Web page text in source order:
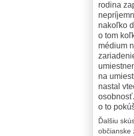
rodina
nakoľko
o tom
médium
na
nastal
o to
Ďalšiu
občianske